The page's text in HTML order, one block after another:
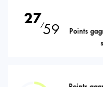
27⁄59
Points